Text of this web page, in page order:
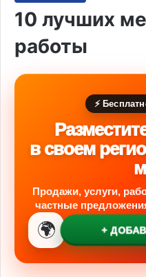
10 лучших
работы
⚡
в своем
Продажи, услуги,
частные
🌍 +